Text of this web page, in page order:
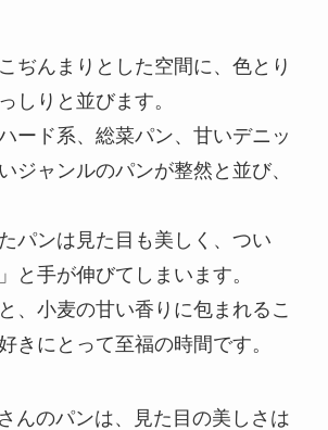
ぢんまりとした空間に、色とり
しりと並びます。
ード系、総菜パン、甘いデニッ
ジャンルのパンが整然と並び、
パンは見た目も美しく、つい
と手が伸びてしまいます。
、小麦の甘い香りに包まれるこ
きにとって至福の時間です。
んのパンは、見た目の美しさは